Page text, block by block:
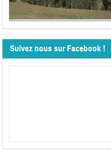
Suivez nous sur Facebook !